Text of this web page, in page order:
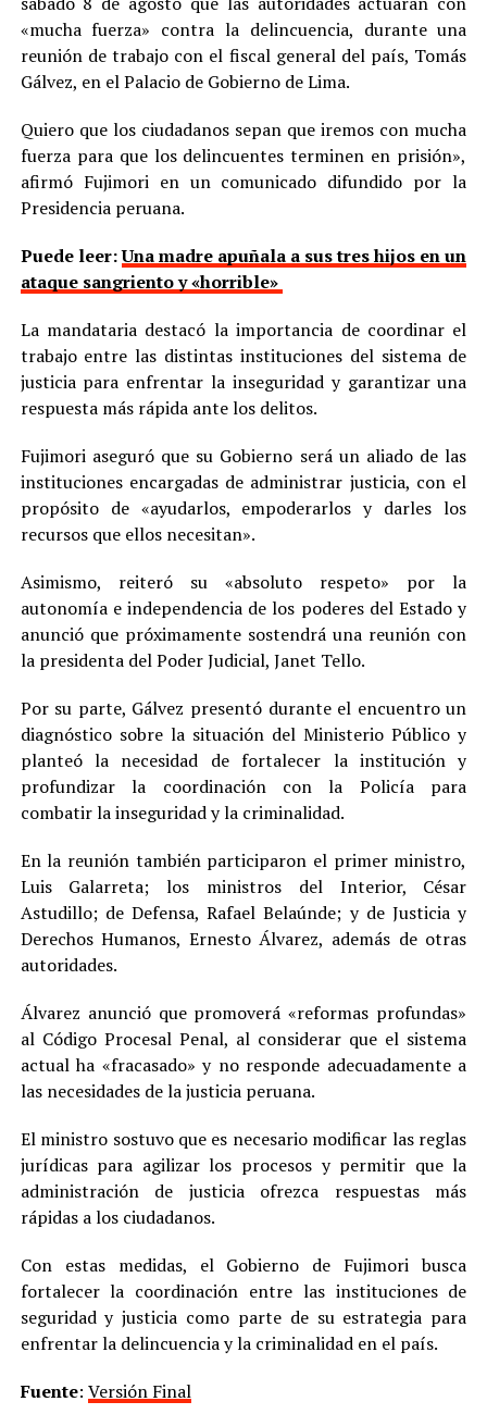
«mucha fuerza» contra la delincuencia, durante una
reunión de trabajo con el fiscal general del país, Tomás
Gálvez, en el Palacio de Gobierno de Lima.
Quiero que los ciudadanos sepan que iremos con mucha
fuerza para que los delincuentes terminen en prisión»,
afirmó Fujimori en un comunicado difundido por la
Presidencia peruana.
Puede leer:Una madre apuñala a sus tres hijos en un
ataque sangriento y «horrible»
La mandataria destacó la importancia de coordinar el
trabajo entre las distintas instituciones del sistema de
justicia para enfrentar la inseguridad y garantizar una
respuesta más rápida ante los delitos.
Fujimori aseguró que su Gobierno será un aliado de las
instituciones encargadas de administrar justicia, con el
propósito de «ayudarlos, empoderarlos y darles los
recursos que ellos necesitan».
Asimismo, reiteró su «absoluto respeto» por la
autonomía e independencia de los poderes del Estado y
anunció que próximamente sostendrá una reunión con
la presidenta del Poder Judicial, Janet Tello.
Por su parte, Gálvez presentó durante el encuentro un
diagnóstico sobre la situación del Ministerio Público y
planteó la necesidad de fortalecer la institución y
profundizar la coordinación con la Policía para
combatir la inseguridad y la criminalidad.
En la reunión también participaron el primer ministro,
Luis Galarreta; los ministros del Interior, César
Astudillo; de Defensa, Rafael Belaúnde; y de Justicia y
Derechos Humanos, Ernesto Álvarez, además de otras
autoridades.
Álvarez anunció que promoverá «reformas profundas»
al Código Procesal Penal, al considerar que el sistema
actual ha «fracasado» y no responde adecuadamente a
las necesidades de la justicia peruana.
El ministro sostuvo que es necesario modificar las reglas
jurídicas para agilizar los procesos y permitir que la
administración de justicia ofrezca respuestas más
rápidas a los ciudadanos.
Con estas medidas, el Gobierno de Fujimori busca
fortalecer la coordinación entre las instituciones de
seguridad y justicia como parte de su estrategia para
enfrentar la delincuencia y la criminalidad en el país.
Fuente: Versión Final